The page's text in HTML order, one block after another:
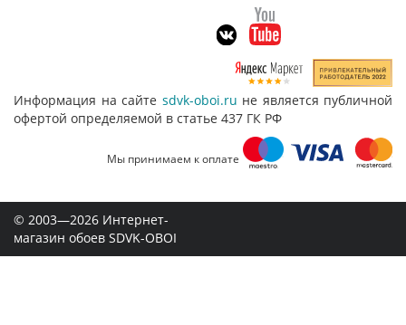
Информация на сайте sdvk-oboi.ru не является публичной
офертой определяемой в статье 437 ГК РФ
Мы принимаем к оплате
© 2003—2026 Интернет-
магазин обоев SDVK-OBOI